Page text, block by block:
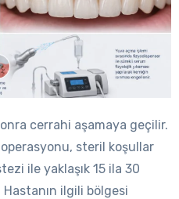
cerrahi aşamaya geçilir.
steril koşullar
ile yaklaşık 15 ila 30
Hastanın ilgili bölgesi